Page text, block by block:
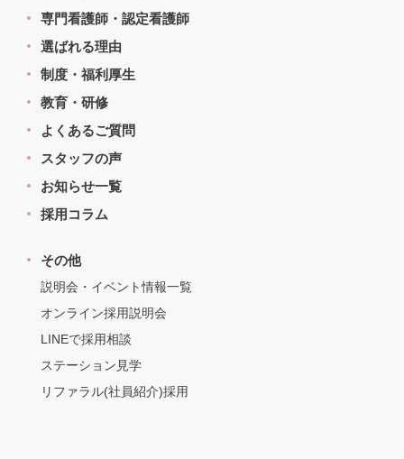
専門看護師・認定看護師
選ばれる理由
制度・福利厚生
教育・研修
よくあるご質問
スタッフの声
お知らせ一覧
採用コラム
その他
説明会・イベント情報一覧
オンライン採用説明会
LINEで採用相談
ステーション見学
リファラル(社員紹介)採用